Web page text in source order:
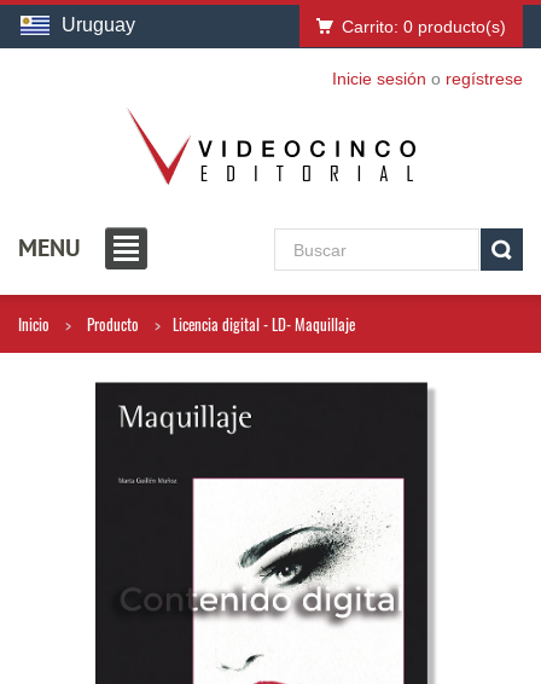
Uruguay Carrito: 0 producto(s)
Inicie sesión o regístrese
MENU
Inicio Producto Licencia digital - LD- Maquillaje